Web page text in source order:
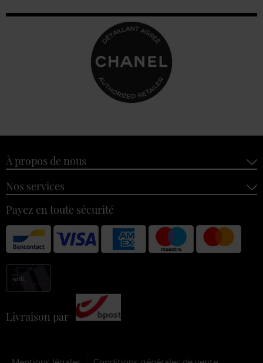
À propos de nous
Nos services
Payez en toute sécurité
Livraison par